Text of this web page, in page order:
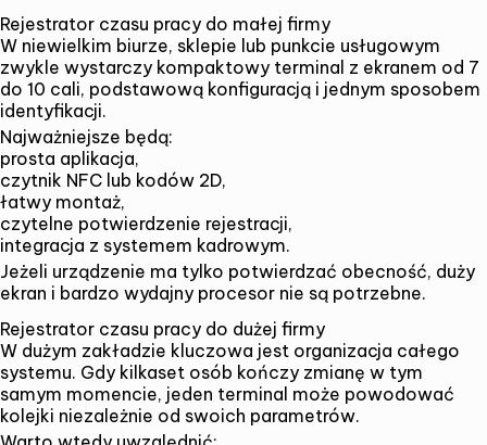
Rejestrator czasu pracy do małej firmy
W niewielkim biurze, sklepie lub punkcie usługowym
zwykle wystarczy kompaktowy terminal z ekranem od 7
do 10 cali, podstawową konfiguracją i jednym sposobem
identyfikacji.
Najważniejsze będą:
prosta aplikacja,
czytnik NFC lub kodów 2D,
łatwy montaż,
czytelne potwierdzenie rejestracji,
integracja z systemem kadrowym.
Jeżeli urządzenie ma tylko potwierdzać obecność, duży
ekran i bardzo wydajny procesor nie są potrzebne.
Rejestrator czasu pracy do dużej firmy
W dużym zakładzie kluczowa jest organizacja całego
systemu. Gdy kilkaset osób kończy zmianę w tym
samym momencie, jeden terminal może powodować
kolejki niezależnie od swoich parametrów.